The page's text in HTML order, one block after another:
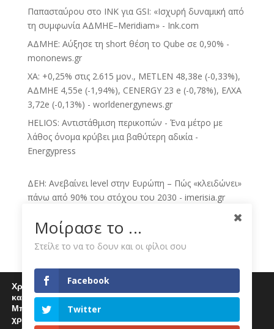
Παπασταύρου στο INK για GSI: «Ισχυρή δυναμική από
τη συμφωνία ΑΔΜΗΕ–Meridiam» - Ink.com
ΑΔΜΗΕ: Αύξησε τη short θέση το Qube σε 0,90% -
mononews.gr
ΧΑ: +0,25% στις 2.615 μον., METLEN 48,38e (-0,33%),
ΑΔΜΗΕ 4,55e (-1,94%), CENERGY 23 e (-0,78%), ΕΛΧΑ
3,72e (-0,13%) - worldenergynews.gr
HELIOS: Αντιστάθμιση περικοπών - Ένα μέτρο με
λάθος όνομα κρύβει μια βαθύτερη αδικία -
Energypress
ΔΕΗ: Ανεβαίνει level στην Ευρώπη – Πώς «κλειδώνει»
πάνω από 90% του στόχου του 2030 - imerisia.gr
ΔΕΗ: Πατάει γκάζι στις ΑΠΕ, έχει «κλειδώσει» το 81%
του στόχου για το 2030 - BusinessDaily
Τιμολόγια ρεύματος Αυγούστου: Οι χρεώσεις της ΔΕΗ
ΔΕΗ: Αμετάβλητες οι τιμές του πράσινου τιμολογίου
ρεύματος για τον Αύγουστο - CNN.gr
Νέα στρατηγική κίνηση της ΔΕΗ με εξαγορές
Χρησιμοποιούμε cookies για να σας προσφέρουμε μία
καλύτερη εμπειρία περιήγησης στον ιστότοπό μας.
Μπορείτε να μάθετε περισσότερα για τα cookies που
χρησιμοποιούμε
Μοίρασε το ...
Στείλε το να το δουν και οι φίλοι σου
Facebook
Twitter